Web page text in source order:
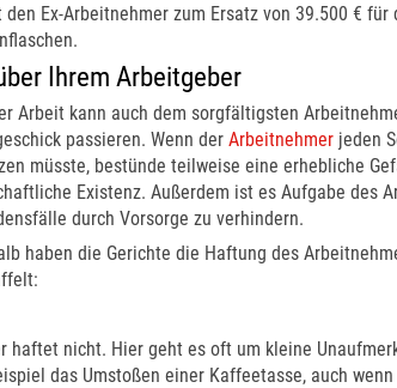
Ex-Arbeitnehmer zum Ersatz von 39.500 € für
Ihrem Arbeitgeber
Arbeit kann auch dem sorgfältigsten
passieren. Wenn derArbeitnehmer jeden
müsste, bestünde teilweise eine erhebliche
Existenz. Außerdem ist es Aufgabe des
durch Vorsorge zu verhindern.
haben die Gerichte die Haftung des
haftet nicht. Hier geht es oft um kleine
das Umstoßen einer Kaffeetasse, auch